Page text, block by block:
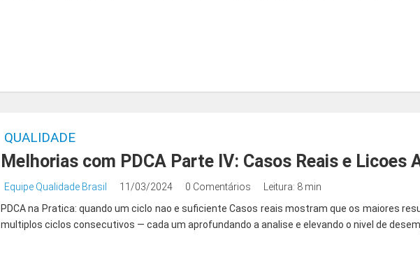
QUALIDADE
Melhorias com PDCA Parte IV: Casos Reais e Licoes
Equipe Qualidade Brasil 11/03/2024 0 Comentários
Leitura: 8 min
PDCA na Pratica: quando um ciclo nao e suficiente Casos reais mostram que os maiores
multiplos ciclos consecutivos — cada um aprofundando a analise e elevando o nivel de